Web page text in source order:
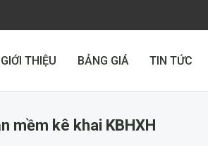
GIỚI THIỆU BẢNG GIÁ TIN TỨC
mềm kê khai KBHXH